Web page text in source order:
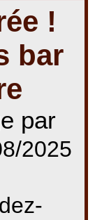
!
bar
par
2025